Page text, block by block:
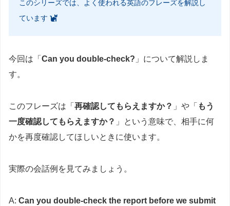
このシリーズでは、よく使われる英語のフレーズを解説し
ています
今回は「 Can you double-check? 」について解説しま
す。
このフレーズは「 再確認してもらえますか？ 」や「 もう
一度確認してもらえますか？ 」という意味で、相手に何
かを再度確認してほしいときに使います。
実際の会話例を見てみましょう。
A: Can you double-check the report before we submit